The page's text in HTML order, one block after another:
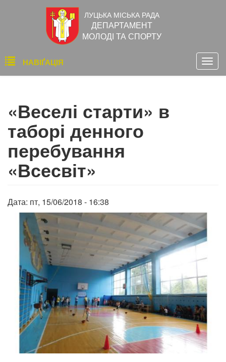
ЛУЦЬКА МІСЬКА РАДА
ДЕПАРТАМЕНТ
МОЛОДІ ТА СПОРТУ
Основна
навіґація
НАВІҐАЦІЯ
«Веселі старти» в
таборі денного
перебування
«Всесвіт»
Дата: пт, 15/06/2018 - 16:38